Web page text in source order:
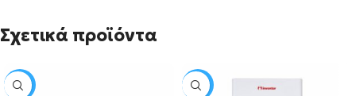
Σχετικά προϊόντα
SALE SALE